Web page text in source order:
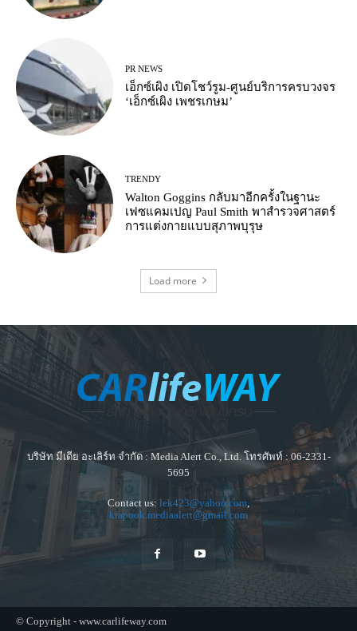
PR NEWS
เอ็กซ์เผิง เปิดโชว์รูม-ศูนย์บริการครบวงจร
‘เอ็กซ์เผิง เพชรเกษม’
TRENDY
Walton Goggins กลับมาอีกครั้งในฐานะ
เฟซแคมเปญ Paul Smith พาสำรวจศาสตร์
การแต่งกายแบบสุภาพบุรุษ
Load more
บริษัท มีเดีย อะเลิร์ท จำกัด : Media Alert Co., Ltd. โทรศัพท์ : 06-2331-
5695
Contact us: lek423@yahoo.com
krapook.mediaalert@gmail.com
© Copyright - www.carlifeway.com